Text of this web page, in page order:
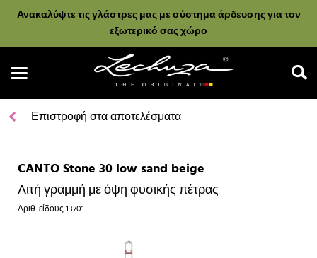
Ανακαλύψτε τις γλάστρες μας με σύστημα άρδευσης για τον
εξωτερικό σας χώρο
Αναζήτηση
Επιστροφή στα αποτελέσματα
CANTO Stone 30 low sand beige
Λιτή γραμμή με όψη φυσικής πέτρας
Αριθ. είδους13701